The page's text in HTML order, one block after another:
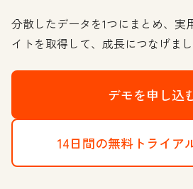
分散したデータを1つにまとめ、実
イトを取得して、成長につなげまし
デモを申し込
14日間の無料トライア